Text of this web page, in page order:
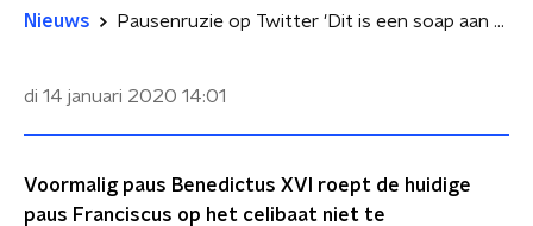
Nieuws Pausenruzie op Twitter 'Dit is een soap aan het worden'
di 14 januari 2020 14:01
Voormalig paus Benedictus XVI roept de huidige
paus Franciscus op het celibaat niet te